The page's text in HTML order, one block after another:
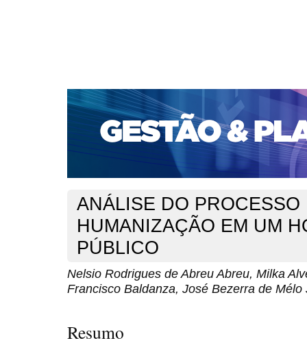
CAPA SOBRE ACESSO CADASTRO
PORTAL DE REVISTAS DA UNIFACS
SUBMISSÕES
PARA SUBMISSÃO DE ARTIGOS
TUTORIAL PARA
Capa Abreu
ANÁLISE DO PROCESSO
HUMANIZAÇÃO EM UM
PÚBLICO
Nelsio Rodrigues de Abreu Abreu, Milka
Francisco Baldanza, José Bezerra de
Resumo